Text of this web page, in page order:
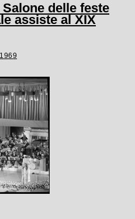
delle feste
assiste al XIX